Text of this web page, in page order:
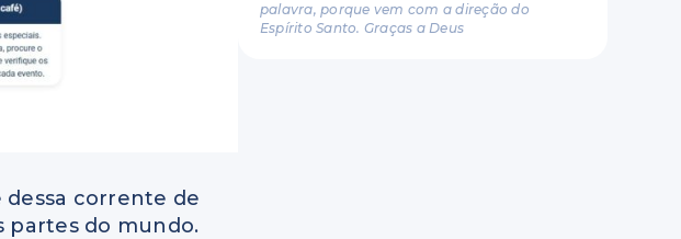
dessa corrente de
partes do mundo.
palavra, porque vem com a direção do
Espírito Santo. Graças a Deus